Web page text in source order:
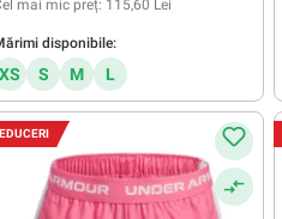
mai mic preț: 115,60 Lei
disponibile:
XS S M L